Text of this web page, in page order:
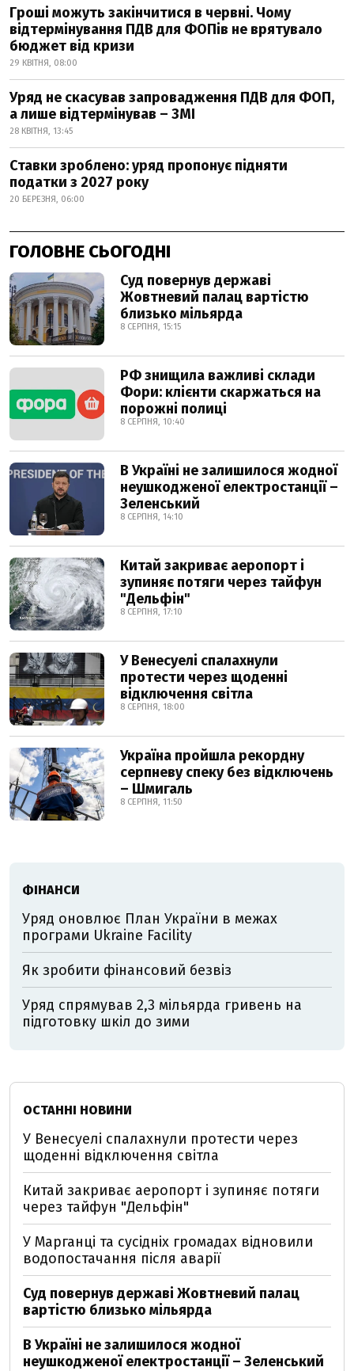
Гроші можуть закінчитися в червні. Чому
відтермінування ПДВ для ФОПів не врятувало
бюджет від кризи
29 КВІТНЯ, 08:00
Уряд не скасував запровадження ПДВ для ФОП,
а лише відтермінував – ЗМІ
28 КВІТНЯ, 13:45
Ставки зроблено: уряд пропонує підняти
податки з 2027 року
20 БЕРЕЗНЯ, 06:00
ГОЛОВНЕ СЬОГОДНІ
Суд повернув державі
Жовтневий палац вартістю
близько мільярда
8 СЕРПНЯ, 15:15
РФ знищила важливі склади
Фори: клієнти скаржаться на
порожні полиці
8 СЕРПНЯ, 10:40
В Україні не залишилося жодної
неушкодженої електростанції –
Зеленський
8 СЕРПНЯ, 14:10
Китай закриває аеропорт і
зупиняє потяги через тайфун
"Дельфін"
8 СЕРПНЯ, 17:10
У Венесуелі спалахнули
протести через щоденні
відключення світла
8 СЕРПНЯ, 18:00
Україна пройшла рекордну
серпневу спеку без відключень
– Шмигаль
8 СЕРПНЯ, 11:50
ФІНАНСИ
Уряд оновлює План України в межах
програми Ukraine Facility
Як зробити фінансовий безвіз
Уряд спрямував 2,3 мільярда гривень на
підготовку шкіл до зими
ОСТАННІ НОВИНИ
У Венесуелі спалахнули протести через
щоденні відключення світла
Китай закриває аеропорт і зупиняє потяги
через тайфун "Дельфін"
У Марганці та сусідніх громадах відновили
водопостачання після аварії
Суд повернув державі Жовтневий палац
вартістю близько мільярда
В Україні не залишилося жодної
неушкодженої електростанції – Зеленський